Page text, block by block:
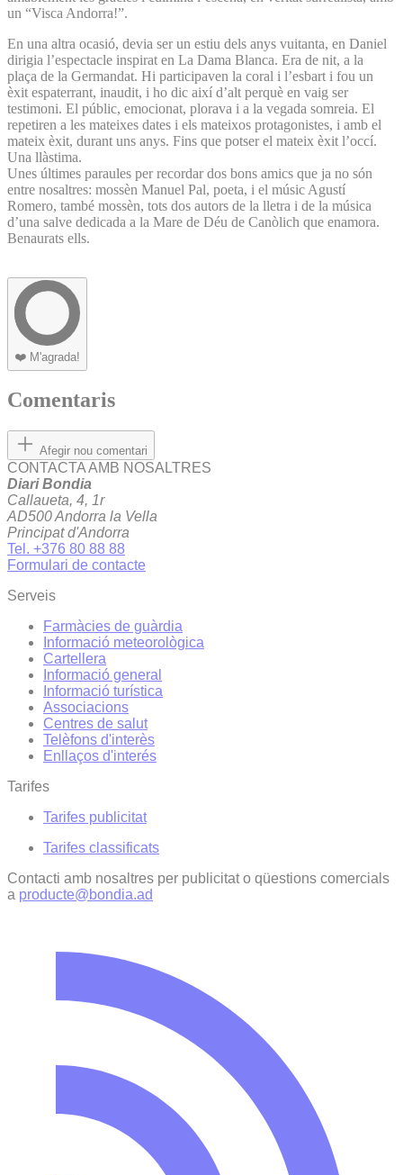
un “Visca Andorra!”.
En una altra ocasió, devia ser un estiu dels anys vuitanta, en Daniel
dirigia l’espectacle inspirat en La Dama Blanca. Era de nit, a la
plaça de la Germandat. Hi participaven la coral i l’esbart i fou un
èxit espaterrant, inaudit, i ho dic així d’alt perquè en vaig ser
testimoni. El públic, emocionat, plorava i a la vegada somreia. El
repetiren a les mateixes dates i els mateixos protagonistes, i amb el
mateix èxit, durant uns anys. Fins que potser el mateix èxit l’occí.
Una llàstima.
Unes últimes paraules per recordar dos bons amics que ja no són
entre nosaltres: mossèn Manuel Pal, poeta, i el músic Agustí
Romero, també mossèn, tots dos autors de la lletra i de la música
d’una salve dedicada a la Mare de Déu de Canòlich que enamora.
Benaurats ells.
❤️ M'agrada!
Comentaris
Afegir nou comentari
CONTACTA AMB NOSALTRES
Diari Bondia
Callaueta, 4, 1r
AD500 Andorra la Vella
Principat d'Andorra
Tel. +376 80 88 88
Formulari de contacte
Serveis
Farmàcies de guàrdia
Informació meteorològica
Cartellera
Informació general
Informació turística
Associacions
Centres de salut
Telèfons d'interès
Enllaços d'interés
Tarifes
Tarifes publicitat
Tarifes classificats
Contacti amb nosaltres per publicitat o qüestions comercials
a producte@bondia.ad